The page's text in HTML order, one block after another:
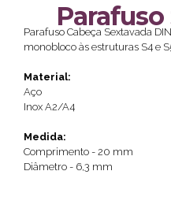
Parafuso Cabeça Sextavada
monobloco às estruturas S4 e
Material:
Aço
Inox A2/A4
Medida:
Comprimento - 20 mm
Diâmetro - 6,3 mm